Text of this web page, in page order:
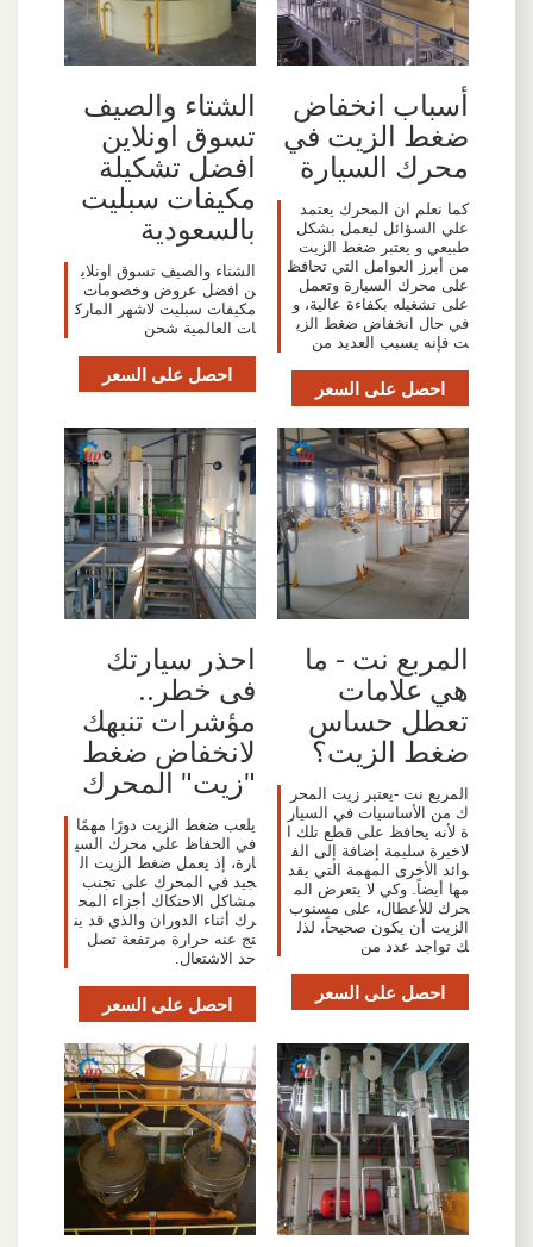
أسباب انخفاض
ضغط الزيت في
محرك السيارة
كما نعلم ان المحرك يعتمد
علي السؤائل ليعمل بشكل
طبيعي و يعتبر ضغط الزيت
من أبرز العوامل التي تحافظ
على محرك السيارة وتعمل
على تشغيله بكفاءة عالية، و
في حال انخفاض ضغط الزي
ت فإنه يسبب العديد من
احصل على السعر
الشتاء والصيف
تسوق اونلاين
افضل تشكيلة
مكيفات سبليت
بالسعودية
الشتاء والصيف تسوق اونلاي
ن افضل عروض وخصومات
مكيفات سبليت لاشهر المارك
ات العالمية شحن
احصل على السعر
المربع نت - ما
هي علامات
تعطل حساس
ضغط الزيت؟
المربع نت -يعتبر زيت المحر
ك من الأساسيات في السيار
ة لأنه يحافظ على قطع تلك ا
لاخيرة سليمة إضافة إلى الف
وائد الأخرى المهمة التي يقد
مها أيضاً. وكي لا يتعرض الم
حرك للأعطال، على مسنوب
الزيت أن يكون صحيحاً، لذل
ك تواجد عدد من
احصل على السعر
احذر سيارتك
فى خطر..
مؤشرات تنبهك
لانخفاض ضغط
"زيت" المحرك
يلعب ضغط الزيت دورًا مهمًا
في الحفاظ على محرك السي
ارة، إذ يعمل ضغط الزيت ال
جيد في المحرك على تجنب
مشاكل الاحتكاك أجزاء المح
رك أثناء الدوران والذي قد ين
تج عنه حرارة مرتفعة تصل
حد الاشتعال.
احصل على السعر